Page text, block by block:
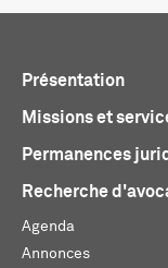
Présentation
Missions et
Permanences
Recherche
Agenda
Annonces